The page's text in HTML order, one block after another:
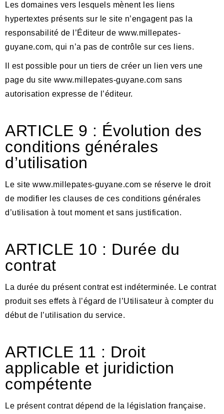
Les domaines vers lesquels mènent les liens
hypertextes présents sur le site n’engagent pas la
responsabilité de l’Éditeur de www.millepates-
guyane.com, qui n’a pas de contrôle sur ces liens.
Il est possible pour un tiers de créer un lien vers une
page du site www.millepates-guyane.com sans
autorisation expresse de l ’éditeur.
ARTICLE 9 : Évolution des
conditions générales
d’utilisation
Le site www.millepates-guyane.com se réserve le droit
de modifier les clauses de ces conditions générales
d’utilisation à tout moment et sans justification.
ARTICLE 10 : Durée du
contrat
La durée du présent contrat est indéterminée. Le contrat
produit ses effets à
l’égard de l’Utilisateur à compter du
début de l’utilisation du service.
ARTICLE 11 : Droit
applicable et juridiction
compétente
Le présent contrat dépend de la législation française.